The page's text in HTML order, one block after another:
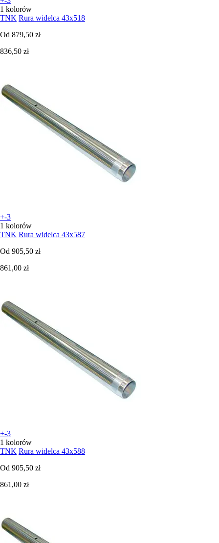
1 kolorów
TNK Rura widelca 43x518
Od 879,50 zł
836,50 zł
+-3
1 kolorów
TNK Rura widelca 43x587
Od 905,50 zł
861,00 zł
+-3
1 kolorów
TNK Rura widelca 43x588
Od 905,50 zł
861,00 zł